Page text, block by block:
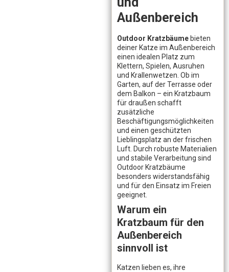
Außenbereich
Outdoor Kratzbäume bieten
deiner Katze im Außenbereich
einen idealen Platz zum
Klettern, Spielen, Ausruhen
und Krallenwetzen. Ob im
Garten, auf der Terrasse oder
dem Balkon – ein Kratzbaum
für draußen schafft
zusätzliche
Beschäftigungsmöglichkeiten
und einen geschützten
Lieblingsplatz an der frischen
Luft. Durch robuste Materialien
und stabile Verarbeitung sind
Outdoor Kratzbäume
besonders widerstandsfähig
und für den Einsatz im Freien
geeignet.
Warum ein
Kratzbaum für den
Außenbereich
sinnvoll ist
Katzen lieben es, ihre